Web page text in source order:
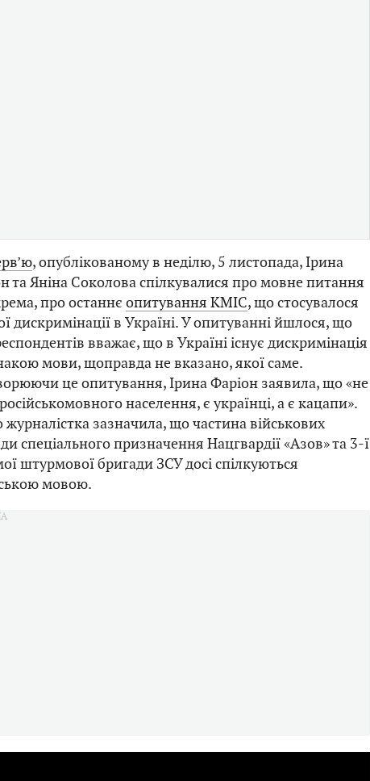
, опублікованому в неділю, 5 листопада, Ірина
та Яніна Соколова спілкувалися про мовне питання
про останнє опитування КМІС, що стосувалося
дискримінації в Україні. У опитуванні йшлося, що
вважає, що в Україні існує дискримінація
мови, щоправда не вказано, якої саме.
це опитування, Ірина Фаріон заявила, що «не
населення, є українці, а є кацапи».
зазначила, що частина військових
спеціального призначення Нацгвардії «Азов» та 3-ї
штурмової бригади ЗСУ досі спілкуються
мовою.